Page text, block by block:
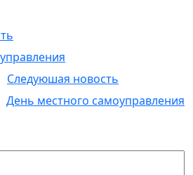
Следуюшая новость
День местного самоуправления